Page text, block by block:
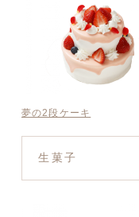
夢の2段ケーキ
生菓子